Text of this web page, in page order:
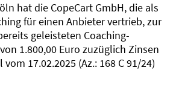
hat die CopeCart GmbH, die als
für einen Anbieter vertrieb, zur
geleisteten Coaching-
1.800,00 Euro zuzüglich Zinsen
17.02.2025 (Az.: 168 C 91/24)